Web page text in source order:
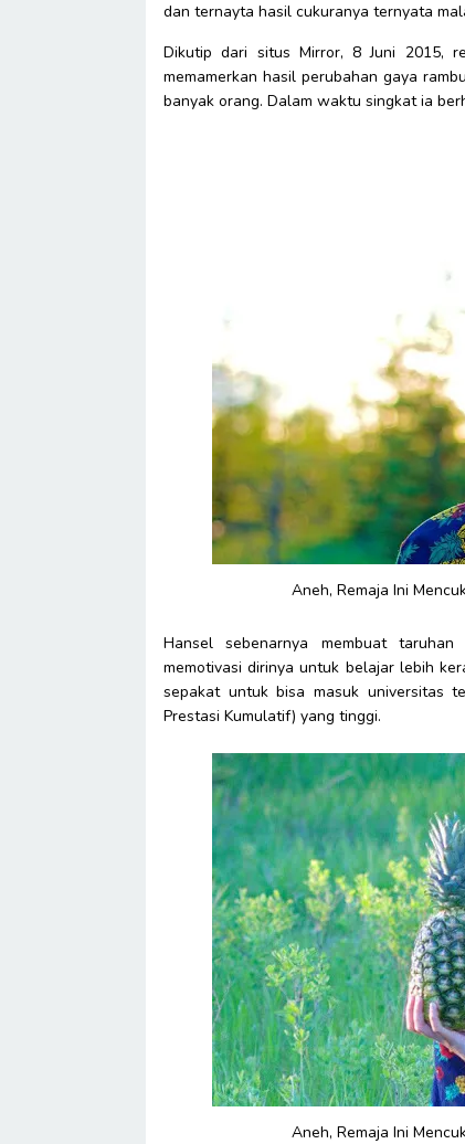
dan ternayta hasil cukuranya ternyata
Dikutip dari situs Mirror, 8 Juni 2015,
memamerkan hasil perubahan gaya
banyak orang. Dalam waktu singkat ia
Aneh, Remaja Ini
Hansel sebenarnya membuat
memotivasi dirinya untuk belajar lebih
sepakat untuk bisa masuk universitas
Prestasi Kumulatif) yang tinggi.
Aneh, Remaja Ini